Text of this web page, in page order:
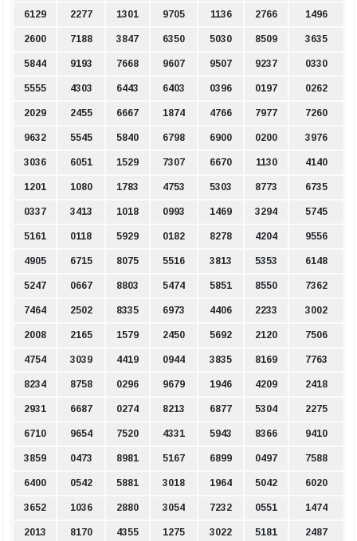
6129 2277 1301 9705 1136 2766 1496
2600 7188 3847 6350 5030 8509 3635
5844 9193 7668 9607 9507 9237 0330
5555 4303 6443 6403 0396 0197 0262
2029 2455 6667 1874 4766 7977 7260
9632 5545 5840 6798 6900 0200 3976
3036 6051 1529 7307 6670 1130 4140
1201 1080 1783 4753 5303 8773 6735
0337 3413 1018 0993 1469 3294 5745
5161 0118 5929 0182 8278 4204 9556
4905 6715 8075 5516 3813 5353 6148
5247 0667 8803 5474 5851 8550 7362
7464 2502 8335 6973 4406 2233 3002
2008 2165 1579 2450 5692 2120 7506
4754 3039 4419 0944 3835 8169 7763
8234 8758 0296 9679 1946 4209 2418
2931 6687 0274 8213 6877 5304 2275
6710 9654 7520 4331 5943 8366 9410
3859 0473 8981 5167 6899 0497 7588
6400 0542 5881 3018 1964 5042 6020
3652 1036 2880 3054 7232 0551 1474
2013 8170 4355 1275 3022 5181 2487